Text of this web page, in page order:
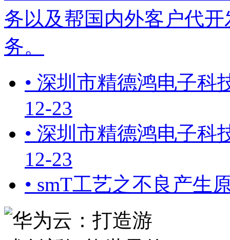
务以及帮国内外客户代
务。
• 深圳市精德鸿电子科
12-23
• 深圳市精德鸿电子科
12-23
• smT工艺之不良产生